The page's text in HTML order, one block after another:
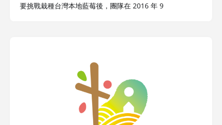
要挑戰栽種台灣本地藍莓後，團隊在 2016 年 9